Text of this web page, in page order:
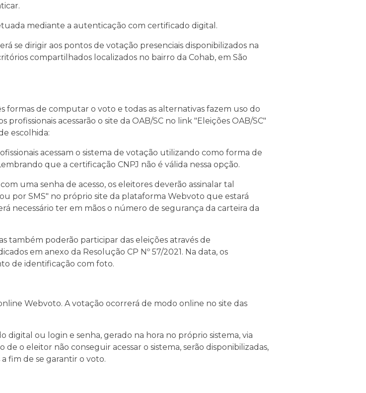
mediante a autenticação com certificado digital.
se dirigir aos pontos de votação presenciais disponibilizados na
compartilhados localizados no bairro da Cohab, em São
formas de computar o voto e todas as alternativas fazem uso do
acessarão o site da OAB/SC no link "Eleições OAB/SC"
escolhida:
acessam o sistema de votação utilizando como forma de
que a certificação CNPJ não é válida nessa opção.
uma senha de acesso, os eleitores deverão assinalar tal
por SMS" no próprio site da plataforma Webvoto que estará
necessário ter em mãos o número de segurança da carteira da
também poderão participar das eleições através de
em anexo da Resolução CP Nº 57/2021. Na data, os
de identificação com foto.
Webvoto. A votação ocorrerá de modo online no site das
digital ou login e senha, gerado na hora no próprio sistema, via
o eleitor não conseguir acessar o sistema, serão disponibilizadas,
fim de se garantir o voto.